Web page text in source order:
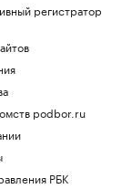
регистратор
podbor.ru
РБК